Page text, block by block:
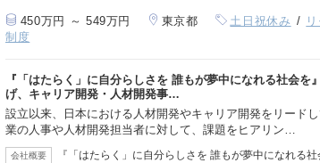
450万円 ～ 549万円 東京都 土日祝休み
制度
『「はたらく」に自分らしさを 誰もが夢中になれる社会を
げ、キャリア開発・人材開発事…
設立以来、日本における人材開発やキャリア開発をリード
業の人事や人材開発担当者に対して、課題をヒアリン…
会社概要
『「はたらく」に自分らしさを 誰もが夢中になれる